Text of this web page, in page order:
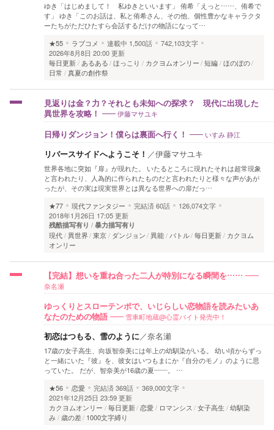
ゆき「はじめまして！ 私ゆきといいます」 侑希「えっと……、侑希で
す」 ゆき「このお話は、私と侑希さん、その他、個性豊かなキャラクタ
ーたちがただひたすら会話するだけの物語になって…
★55
ラブコメ 連載中 1,500話
742,103文字
2026年8月8日 20:00 更新
毎日更新 あるある ほっこり カクヨムオンリー 短編 ほのぼの
日常
真夏の創作祭
見返りは金？力？それとも未知への探求？ 現代に出現した
異世界を攻略！
伊藤マサユキ
日帰りダンジョン！僕らは裏面へ行く！ いすみ 静江
リバースサイドへようこそ！ ／伊藤マサユキ
世界各地に突如『扉』が現れた。 いたるところに現れたそれは超常現象
と言われたり、人為的に作られたものだと言われたりと様々な声があが
ったが、その実は現実世界とは異なる世界への扉だっ…
★77
現代ファンタジー 完結済60話
126,074文字
2018年1月26日 17:05 更新
残酷描写有り 暴力描写有り
現代 異世界 東京 ダンジョン 異能 バトル 毎日更新
カクヨム
オンリー
【完結】想いを重ね合った二人が特別になる瞬間を……
奈名瀬
ゆっくりとスローテンポで、いじらしい恋物語を読みたいあ
なたのための物語
雪車町地蔵@心霊バイト発売中！
初恋はつもる、雪のように／奈名瀬
17歳の女子高生、向坂智奈美には年上の幼馴染がいる。 幼い頃からずっ
と一緒にいた『彼』を、彼女はいつもまにか『自分のモノ』のように思
っていた。 だが、智奈美が16歳の夏――。 …
★56
恋愛 完結済369話
369,000文字
2021年12月25日 23:59 更新
カクヨムオンリー
毎日更新 恋愛 ロマンシス 女子高生
幼馴染
み
歳の差 1000文字縛り